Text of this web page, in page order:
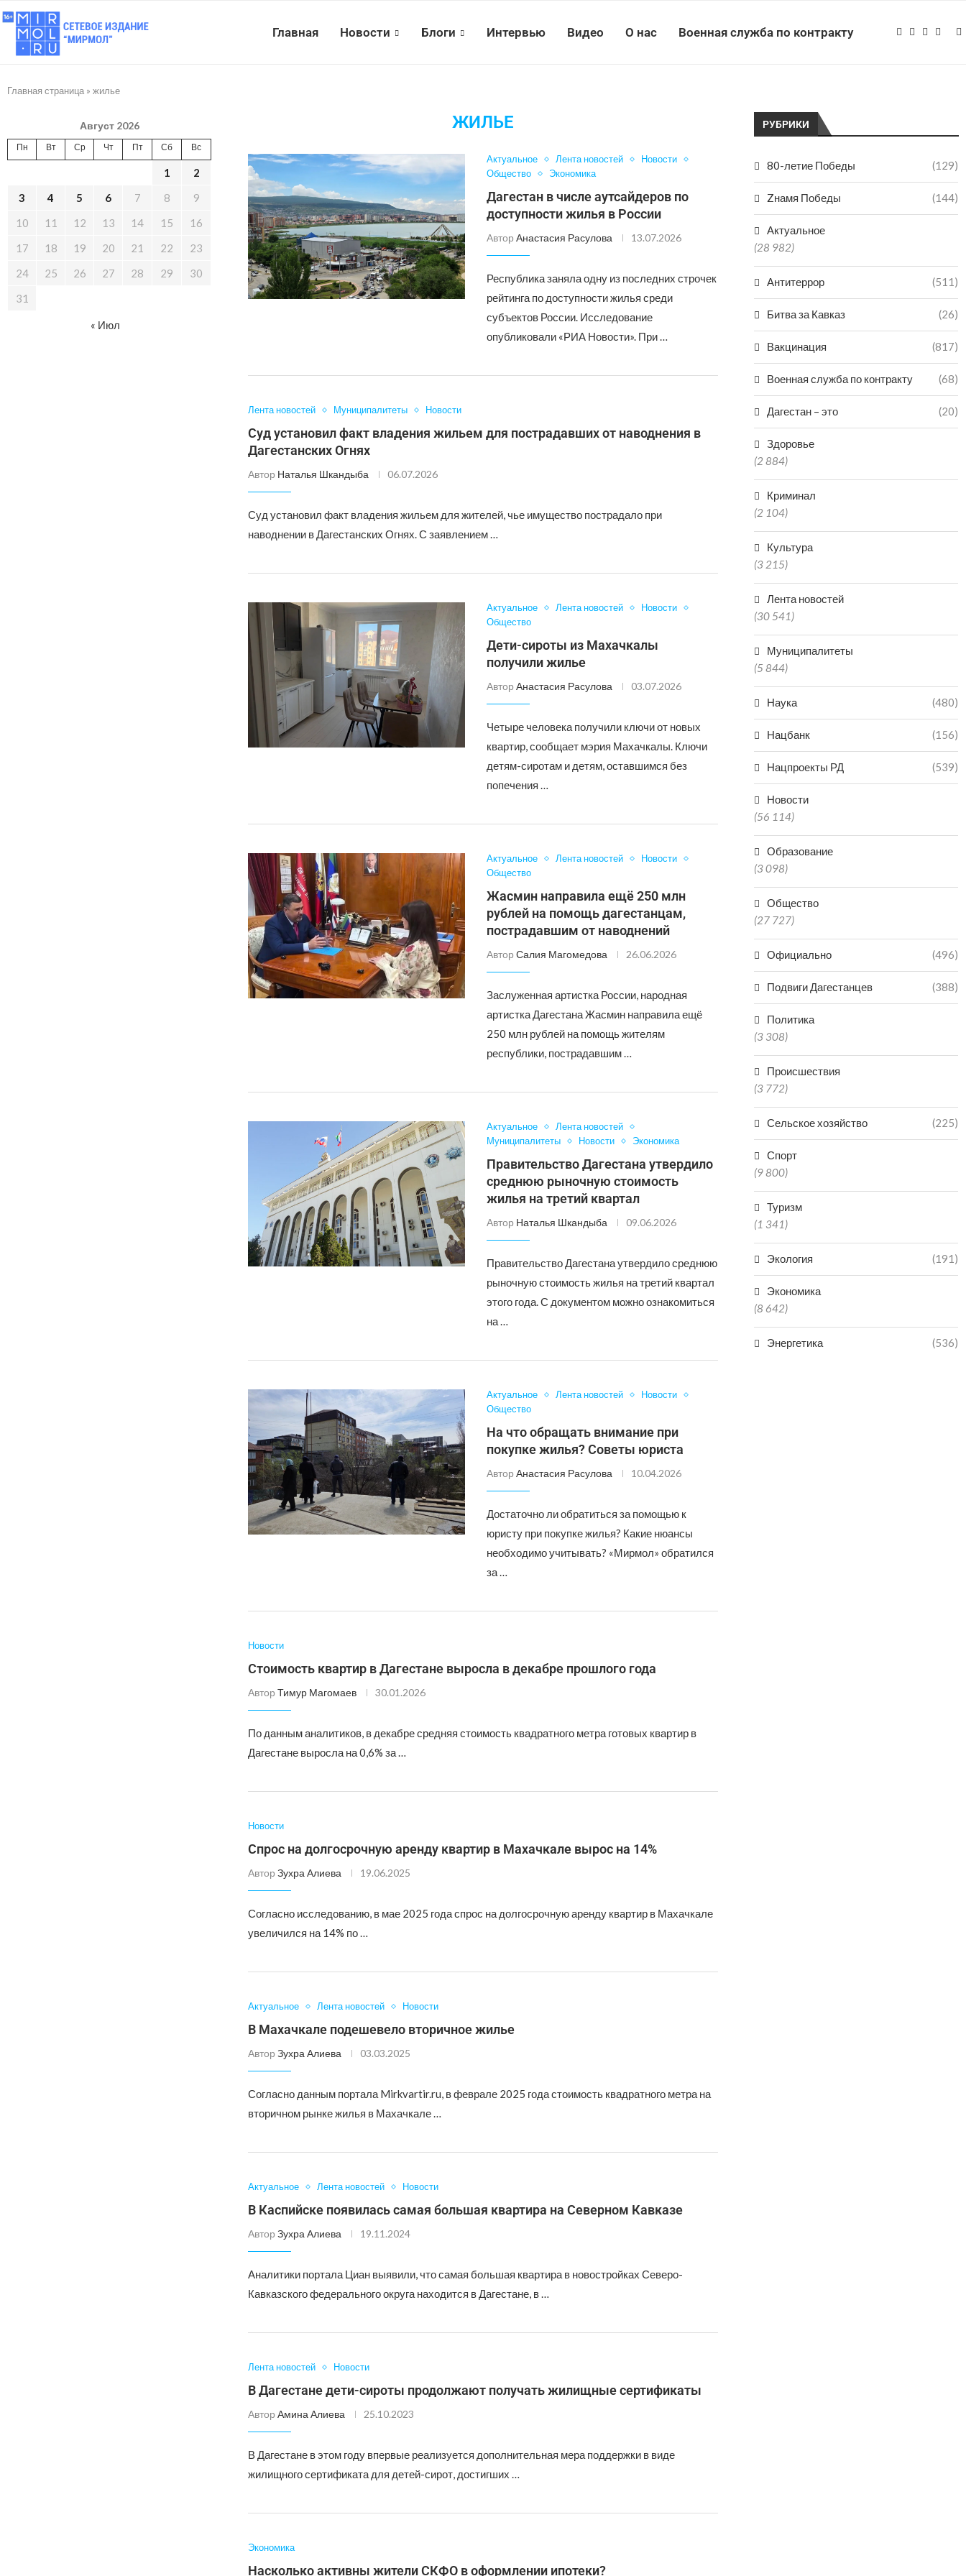
Главная Новости Блоги Интервью Видео О нас Военная служба по контракту
Главная страница » жилье
ЖИЛЬЕ
Актуальное Лента новостей
Новости
Общество
Экономика
Дагестан в числе аутсайдеров по
доступности жилья в России
АвторАнастасия Расулова 13.07.2026
Республика заняла одну из последних строчек
рейтинга по доступности жилья среди
субъектов России. Исследование
опубликовали «РИА Новости». При …
Лента новостей Муниципалитеты Новости
Суд установил факт владения жильем для пострадавших от наводнения в
Дагестанских Огнях
Автор Наталья Шкандыба 06.07.2026
Суд установил факт владения жильем для жителей, чье имущество пострадало при
наводнении в Дагестанских Огнях. С заявлением …
Актуальное Лента новостей
Новости
Общество
Дети-сироты из Махачкалы
получили жилье
АвторАнастасия Расулова 03.07.2026
Четыре человека получили ключи от новых
квартир, сообщает мэрия Махачкалы. Ключи
детям-сиротам и детям, оставшимся без
попечения …
Актуальное Лента новостей
Новости
Общество
Жасмин направила ещё 250 млн
рублей на помощь дагестанцам,
пострадавшим от наводнений
АвторСалия Магомедова 26.06.2026
Заслуженная артистка России, народная
артистка Дагестана Жасмин направила ещё
250 млн рублей на помощь жителям
республики, пострадавшим …
Актуальное
Лента новостей
Муниципалитеты
Новости Экономика
Правительство Дагестана утвердило
среднюю рыночную стоимость
жилья на третий квартал
Автор Наталья Шкандыба 09.06.2026
Правительство Дагестана утвердило среднюю
рыночную стоимость жилья на третий квартал
этого года. С документом можно ознакомиться
на …
Актуальное Лента новостей
Новости
Общество
На что обращать внимание при
покупке жилья? Советы юриста
АвторАнастасия Расулова 10.04.2026
Достаточно ли обратиться за помощью к
юристу при покупке жилья? Какие нюансы
необходимо учитывать? «Мирмол» обратился
за …
Новости
Стоимость квартир в Дагестане выросла в декабре прошлого года
Автор Тимур Магомаев 30.01.2026
По данным аналитиков, в декабре средняя стоимость квадратного метра готовых квартир в
Дагестане выросла на 0,6% за …
Новости
Спрос на долгосрочную аренду квартир в Махачкале вырос на 14%
Автор Зухра Алиева 19.06.2025
Согласно исследованию, в мае 2025 года спрос на долгосрочную аренду квартир в Махачкале
увеличился на 14% по …
Актуальное Лента новостей Новости
В Махачкале подешевело вторичное жилье
Автор Зухра Алиева 03.03.2025
Согласно данным портала Mirkvartir.ru, в феврале 2025 года стоимость квадратного метра на
вторичном рынке жилья в Махачкале …
Актуальное Лента новостей Новости
В Каспийске появилась самая большая квартира на Северном Кавказе
Автор Зухра Алиева 19.11.2024
Аналитики портала Циан выявили, что самая большая квартира в новостройках Северо-
Кавказского федерального округа находится в Дагестане, в …
Лента новостей Новости
В Дагестане дети-сироты продолжают получать жилищные сертификаты
Автор Амина Алиева 25.10.2023
В Дагестане в этом году впервые реализуется дополнительная мера поддержки в виде
жилищного сертификата для детей-сирот, достигших …
Экономика
Насколько активны жители СКФО в оформлении ипотеки?
РУБРИКИ
80-летие Победы (129)
Zнамя Победы (144)
Актуальное
(28 982)
Антитеррор (511)
Битва за Кавказ (26)
Вакцинация (817)
Военная служба по контракту (68)
Дагестан – это (20)
Здоровье
(2 884)
Криминал
(2 104)
Культура
(3 215)
Лента новостей
(30 541)
Муниципалитеты
(5 844)
Наука (480)
Нацбанк (156)
Нацпроекты РД (539)
Новости
(56 114)
Образование
(3 098)
Общество
(27 727)
Официально (496)
Подвиги Дагестанцев (388)
Политика
(3 308)
Происшествия
(3 772)
Сельское хозяйство (225)
Спорт
(9 800)
Туризм
(1 341)
Экология (191)
Экономика
(8 642)
Энергетика (536)
Август 2026
Пн Вт Ср Чт Пт Сб Вс
1
2
3
4 5 6 7 8
9
10
11 12 13 14 15
16
17
18 19 20 21 22
23
24
25 26 27 28 29
30
31
« Июл